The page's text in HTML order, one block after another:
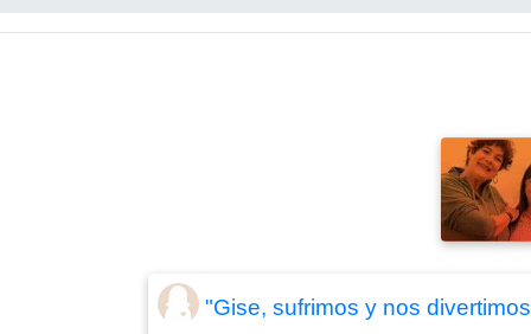
"Gise, sufrimos y nos